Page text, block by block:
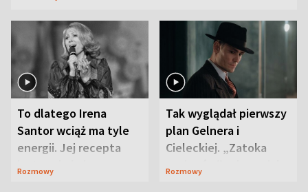
To dlatego Irena
Santor wciąż ma tyle
energii. Jej recepta
jest zaskakująco
Rozmowy
Tak wyglądał pierwszy
plan Gelnera i
Cieleckiej. „Zatoka
szpiegów” od razu ich
Rozmowy